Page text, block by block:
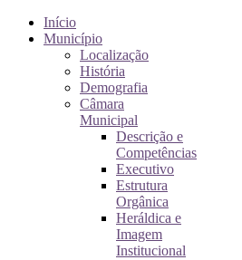
Início
Município
Localização
História
Demografia
Câmara
Municipal
Descrição e
Competências
Executivo
Estrutura
Orgânica
Heráldica e
Imagem
Institucional